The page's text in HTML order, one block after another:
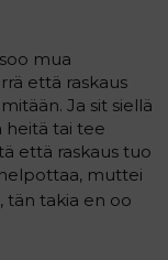
mua
että raskaus
Ja sit siellä
heitä tai tee
että raskaus tuo
muttei
tän takia en oo